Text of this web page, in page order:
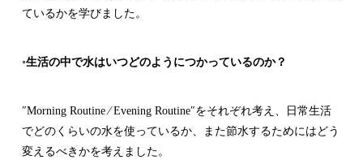
ているかを学びました。
◦生活の中で水はいつどのようにつかっているのか？
″Morning Routine ⁄ Evening Routine″をそれぞれ考え、日常生活
でどのくらいの水を使っているか、また節水するためにはどう
変えるべきかを考えました。